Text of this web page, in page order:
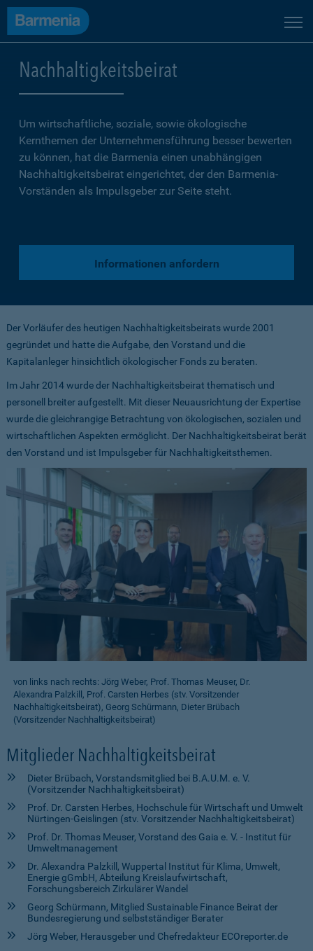
Nachhaltigkeitsbeirat
Um wirtschaftliche, soziale, sowie ökologische
Kernthemen der Unternehmensführung besser bewerten
zu können, hat die Barmenia einen unabhängigen
Nachhaltigkeitsbeirat eingerichtet, der den Barmenia-
Vorständen als Impulsgeber zur Seite steht.
Informationen anfordern
Der Vorläufer des heutigen Nachhaltigkeitsbeirats wurde 2001
gegründet und hatte die Aufgabe, den Vorstand und die
Kapitalanleger hinsichtlich ökologischer Fonds zu beraten.
Im Jahr 2014 wurde der Nachhaltigkeitsbeirat thematisch und
personell breiter aufgestellt. Mit dieser Neuausrichtung der Expertise
wurde die gleichrangige Betrachtung von ökologischen, sozialen und
wirtschaftlichen Aspekten ermöglicht. Der Nachhaltigkeitsbeirat berät
den Vorstand und ist Impulsgeber für Nachhaltigkeitsthemen.
von links nach rechts: Jörg Weber, Prof. Thomas Meuser, Dr.
Alexandra Palzkill, Prof. Carsten Herbes (stv. Vorsitzender
Nachhaltigkeitsbeirat), Georg Schürmann, Dieter Brübach
(Vorsitzender Nachhaltigkeitsbeirat)
Mitglieder Nachhaltigkeitsbeirat
Dieter Brübach, Vorstandsmitglied bei B.A.U.M. e. V.
(Vorsitzender Nachhaltigkeitsbeirat)
Prof. Dr. Carsten Herbes, Hochschule für Wirtschaft und Umwelt
Nürtingen-Geislingen (stv. Vorsitzender Nachhaltigkeitsbeirat)
Prof. Dr. Thomas Meuser, Vorstand des Gaia e. V. - Institut für
Umweltmanagement
Dr. Alexandra Palzkill, Wuppertal Institut für Klima, Umwelt,
Energie gGmbH, Abteilung Kreislaufwirtschaft,
Forschungsbereich Zirkulärer Wandel
Georg Schürmann, Mitglied Sustainable Finance Beirat der
Bundesregierung und selbstständiger Berater
Jörg Weber, Herausgeber und Chefredakteur ECOreporter.de